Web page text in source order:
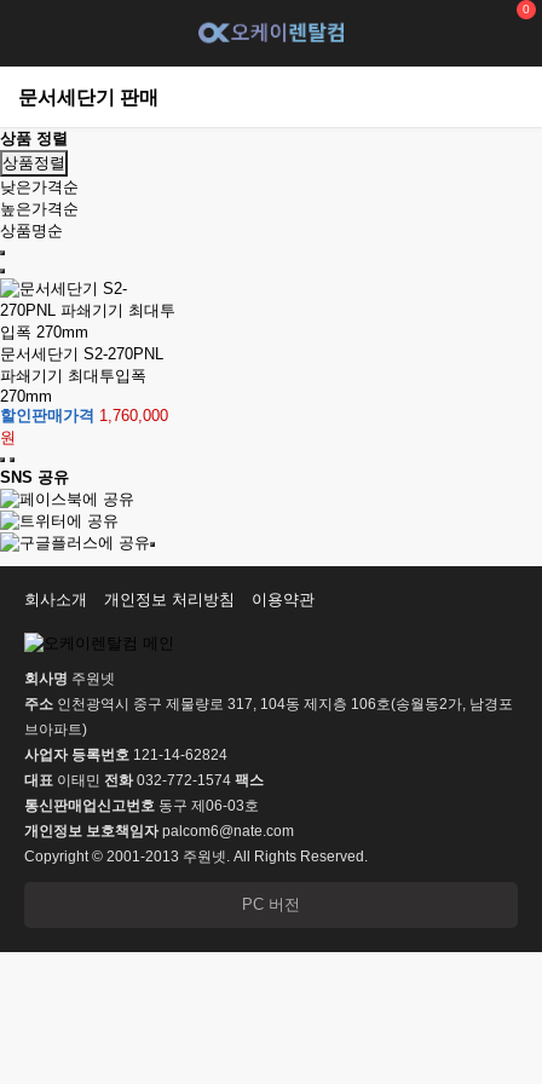
0
문서세단기 판매
상품 정렬
상품정렬
낮은가격순
높은가격순
상품명순
문서세단기 S2-270PNL
파쇄기기 최대투입폭
270mm
할인판매가격 1,760,000
원
SNS 공유
회사소개 개인정보 처리방침 이용약관
회사명 주원넷
주소 인천광역시 중구 제물량로 317, 104동 제지층 106호(송월동2가, 남경포
브아파트)
사업자 등록번호 121-14-62824
대표 이태민 전화032-772-1574 팩스
통신판매업신고번호 동구 제06-03호
개인정보 보호책임자palcom6@nate.com
Copyright © 2001-2013 주원넷. All Rights Reserved.
PC 버전